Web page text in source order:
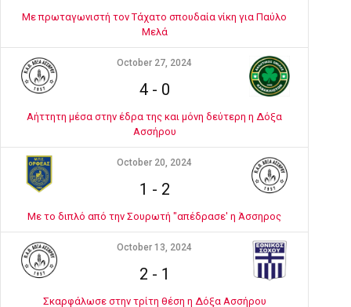
Με πρωταγωνιστή τον Τάχατο σπουδαία νίκη για Παύλο
Μελά
October 27, 2024
4- 0
Αήττητη μέσα στην έδρα της και μόνη δεύτερη η Δόξα
Ασσήρου
October 20, 2024
1 - 2
Με το διπλό από την Σουρωτή "απέδρασε' η Άσσηρος
October 13, 2024
2 - 1
Σκαρφάλωσε στην τρίτη θέση η Δόξα Ασσήρου